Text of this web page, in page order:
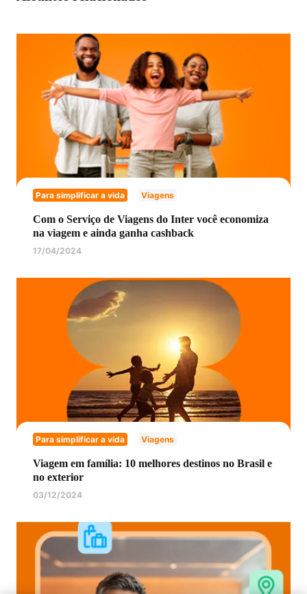
Para simplificar a vida Viagens
Com o Serviço de Viagens do Inter você economiza
na viagem e ainda ganha cashback
17/04/2024
Para simplificar a vida Viagens
Viagem em família: 10 melhores destinos no Brasil e
no exterior
03/12/2024